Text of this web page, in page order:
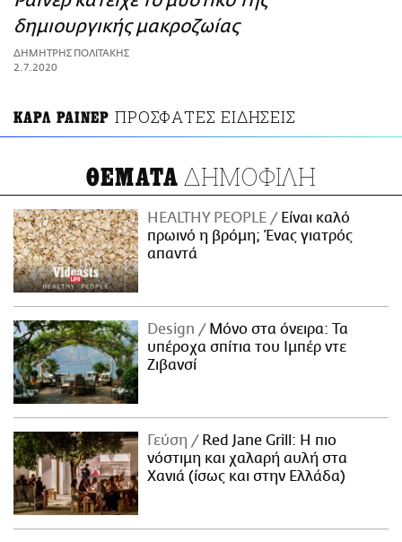
ΑΜΠΑ
PRINT
δημιουργικής μακροζωίας
ΔΗΜΗΤΡΗΣ ΠΟΛΙΤΑΚΗΣ
2.7.2020
ΚΑΡΛ ΡΑΙΝΕΡ ΠΡΟΣΦΑΤΕΣ ΕΙΔΗΣΕΙΣ
ΘΕΜΑΤΑ ΔΗΜΟΦΙΛΗ
HEALTHY PEOPLE
Είναι καλό
πρωινό η βρόμη; Ένας γιατρός
απαντά
Design
Μόνο στα όνειρα: Τα
υπέροχα σπίτια του Ιμπέρ ντε
Ζιβανσί
Γεύση
Red Jane Grill: Η πιο
νόστιμη και χαλαρή αυλή στα
Χανιά (ίσως και στην Ελλάδα)